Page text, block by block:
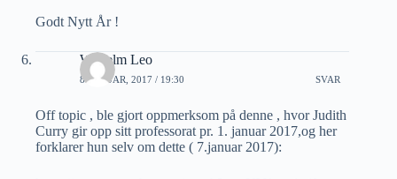
Godt Nytt År !
Wilhelm Leo
8 JANUAR, 2017 / 19:30 SVAR
Off topic , ble gjort oppmerksom på denne , hvor Judith
Curry gir opp sitt professorat pr. 1. januar 2017,og her
forklarer hun selv om dette ( 7.januar 2017):